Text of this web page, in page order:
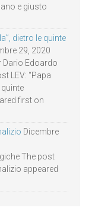
e giusto
dietro le quinte
29, 2020
Edoardo
LEV: “Papa
first on
Dicembre
The post
appeared